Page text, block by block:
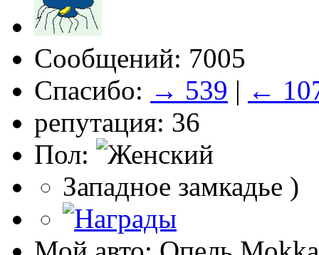
Сообщений: 7005
Спасибо: → 539 | ←
репутация: 36
Пол:
Западное замкадье )